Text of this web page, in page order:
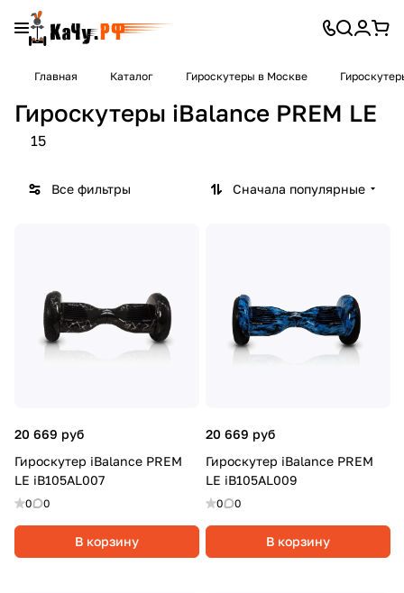
Главная Каталог Гироскутеры в Москве
Гироскутеры iBalance PREM LE
15
Все фильтры Сначала популярные
20 669 руб
Гироскутер iBalance PREM
LE iB105AL007
0 0
В корзину
20 669 руб
Гироскутер iBalance PREM
LE iB105AL009
0 0
В корзину